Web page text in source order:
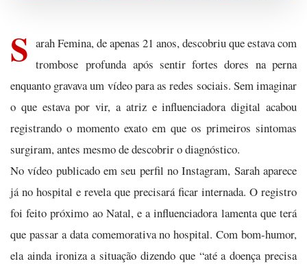
S arah Femina, de apenas 21 anos, descobriu que estava com
trombose profunda após sentir fortes dores na perna
enquanto gravava um vídeo para as redes sociais. Sem imaginar
o que estava por vir, a atriz e influenciadora digital acabou
registrando o momento exato em que os primeiros sintomas
surgiram, antes mesmo de descobrir o diagnóstico.
No vídeo publicado em seu perfil no Instagram, Sarah aparece
já no hospital e revela que precisará ficar internada. O registro
foi feito próximo ao Natal, e a influenciadora lamenta que terá
que passar a data comemorativa no hospital. Com bom-humor,
ela ainda ironiza a situação dizendo que “até a doença precisa